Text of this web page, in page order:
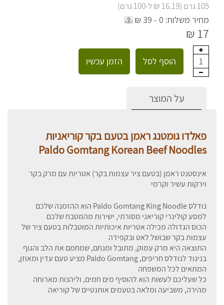
105 גרם (16.19 ₪ ל-100 גרם)
מחיר משלוח: 0 - 39 ₪
17 ₪
1 הוסף לסל הזמן עכשיו
על המוצר
פאלדו גומטנג ראמן בטעם בקר קוריאניות
Paldo Gomtang Korean Beef Noodles
אינסטנט ראמן (בטעם ציר עצמות בקר) אטריות עם מרק בקר
וירקות עשיר וקרמי
נודלס Paldo Gomtang King Noodle הוא ההזמנה שלכם
למסע קולינרי קוריאני מסורתי, ישירות מהמטבח שלכם
הכוס הגדולה מכילה אטריות איכותיות המוטבלות בטעם ציר של
עצמות בקר שבושל לאט ובקפידה
התוצאה היא מרק עמוק, מתובל ומנחם, שמחמם את הלב והגוף
בניגוד לנודלס חריפים, Paldo Gomtang מציע טעם עדין ומאוזן,
המתאים לכל המשפחה
כל שעליכם לעשות הוא להוסיף מים חמים, וליהנות מארוחה
מהירה, משביעה ומלאה בטעמים אותנטיים של קוריאה